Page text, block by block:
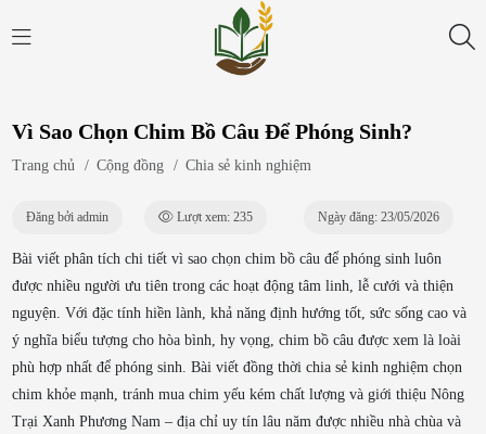
Vì Sao Chọn Chim Bồ Câu Để Phóng Sinh?
Trang chủ / Cộng đồng / Chia sẻ kinh nghiệm
Đăng bởi admin Lượt xem: 235 Ngày đăng: 23/05/2026
Bài viết phân tích chi tiết vì sao chọn chim bồ câu để phóng sinh luôn
được nhiều người ưu tiên trong các hoạt động tâm linh, lễ cưới và thiện
nguyện. Với đặc tính hiền lành, khả năng định hướng tốt, sức sống cao và
ý nghĩa biểu tượng cho hòa bình, hy vọng, chim bồ câu được xem là loài
phù hợp nhất để phóng sinh. Bài viết đồng thời chia sẻ kinh nghiệm chọn
chim khỏe mạnh, tránh mua chim yếu kém chất lượng và giới thiệu Nông
Trại Xanh Phương Nam – địa chỉ uy tín lâu năm được nhiều nhà chùa và